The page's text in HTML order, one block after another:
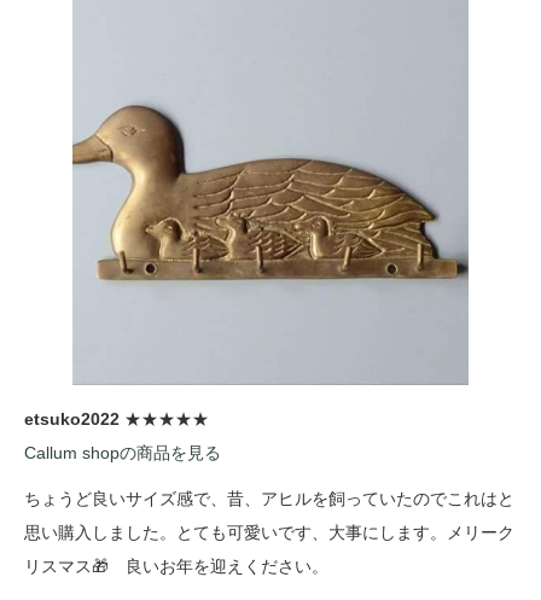
etsuko2022 ★★★★★
Callum shopの商品を見る
ちょうど良いサイズ感で、昔、アヒルを飼っていたのでこれはと
思い購入しました。とても可愛いです、大事にします。メリーク
リスマス🎁 良いお年を迎えください。